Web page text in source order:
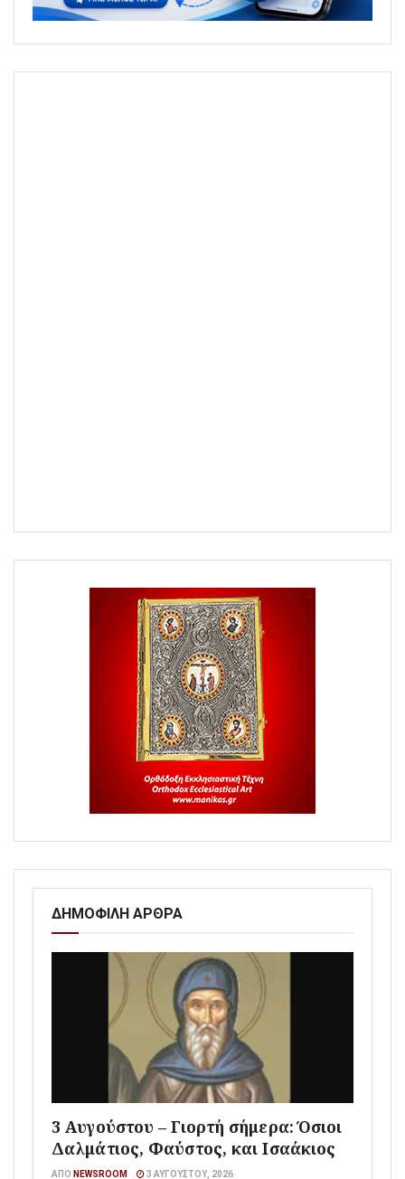
ΔΗΜΟΦΙΛΗ ΑΡΘΡΑ
3 Αυγούστου – Γιορτή σήμερα: Όσιοι
Δαλμάτιος, Φαύστος, και Ισαάκιος
ΑΠΌ NEWSROOM 3 ΑΥΓΟΎΣΤΟΥ, 2026